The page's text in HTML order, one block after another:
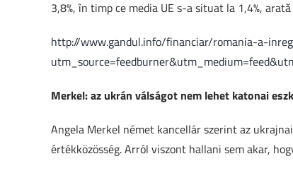
3,8%, în timp ce media UE s-a situat la 1,4%,
http://www.gandul.info/financiar/romania-a-
Merkel: az ukrán válságot nem lehet katonai
Angela Merkel német kancellár szerint az
értékközösség. Arról viszont hallani sem akar,